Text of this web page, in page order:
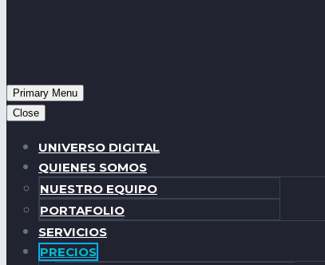
Primary Menu
Close
UNIVERSO DIGITAL
QUIENES SOMOS
NUESTRO EQUIPO
PORTAFOLIO
SERVICIOS
PRECIOS